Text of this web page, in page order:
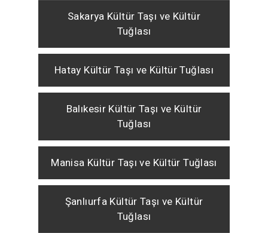
Sakarya Kültür Taşı ve Kültür
Tuğlası
Hatay Kültür Taşı ve Kültür Tuğlası
Balıkesir Kültür Taşı ve Kültür
Tuğlası
Manisa Kültür Taşı ve Kültür Tuğlası
Şanlıurfa Kültür Taşı ve Kültür
Tuğlası